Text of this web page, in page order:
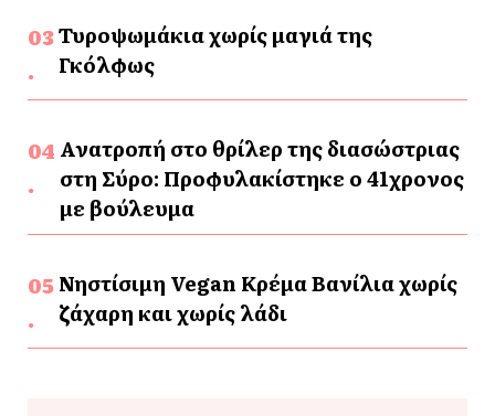
Τυροψωμάκια χωρίς μαγιά της
Γκόλφως
Ανατροπή στο θρίλερ της διασώστριας
στη Σύρο: Προφυλακίστηκε ο 41χρονος
με βούλευμα
Νηστίσιμη Vegan Κρέμα Βανίλια χωρίς
ζάχαρη και χωρίς λάδι